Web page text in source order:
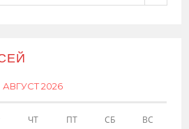
АВГУСТ 2026
ЧТ ПТ СБ ВС